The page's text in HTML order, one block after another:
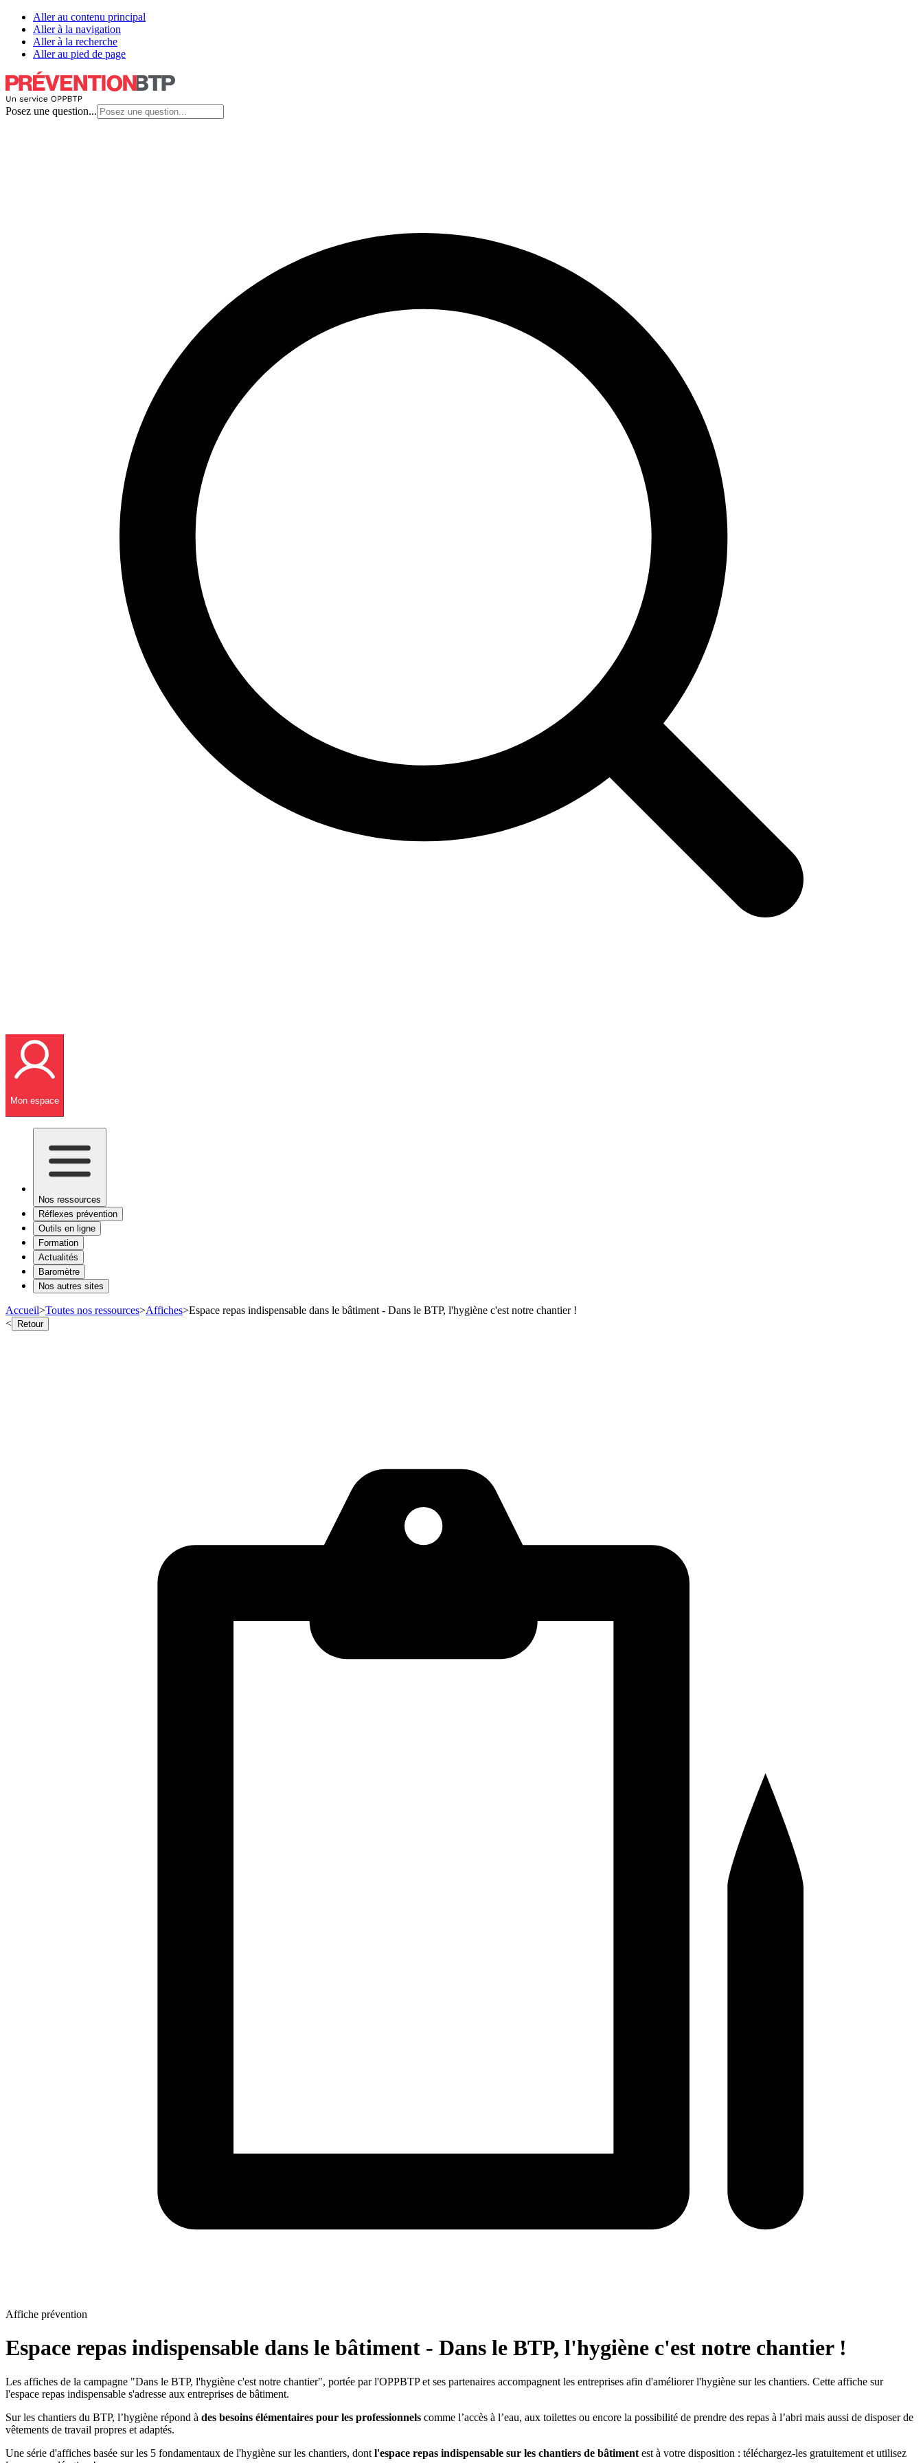
Aller au contenu principal
Aller à la navigation
Aller à la recherche
Aller au pied de page
Posez une question...
Mon espace
Nos ressources
Réflexes prévention
Outils en ligne
Formation
Actualités
Baromètre
Nos autres sites
Accueil>Toutes nos ressources>Affiches>Espace repas indispensable dans le bâtiment - Dans le BTP, l'hygiène c'est notre chantier !
< Retour
Affiche prévention
Espace repas indispensable dans le bâtiment - Dans le BTP, l'hygiène c'est notre chantier !
Les affiches de la campagne "Dans le BTP, l'hygiène c'est notre chantier", portée par l'OPPBTP et ses partenaires accompagnent les entreprises afin d'améliorer l'hygiène sur les chantiers. Cette affiche sur
l'espace repas indispensable s'adresse aux entreprises de bâtiment.
Sur les chantiers du BTP, l’hygiène répond à des besoins élémentaires pour les professionnels comme l’accès à l’eau, aux toilettes ou encore la possibilité de prendre des repas à l’abri mais aussi de disposer de
vêtements de travail propres et adaptés.
Une série d'affiches basée sur les 5 fondamentaux de l'hygiène sur les chantiers, dont l'espace repas indispensable sur les chantiers de bâtiment est à votre disposition : téléchargez-les gratuitement et utilisez